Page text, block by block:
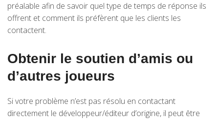
préalable afin de savoir quel type de temps de réponse ils
offrent et comment ils préfèrent que les clients les
contactent.
Obtenir le soutien d’amis ou
d’autres joueurs
Si votre problème n’est pas résolu en contactant
directement le développeur/éditeur d’origine, il peut être